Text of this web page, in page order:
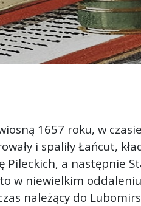
1657 roku, w
i spaliły Łańcut,
Pileckich, a następnie
w niewielkim
należący do